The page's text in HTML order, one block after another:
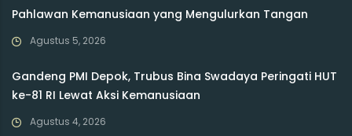
Pahlawan Kemanusiaan yang Mengulurkan Tangan
Agustus 5, 2026
Gandeng PMI Depok, Trubus Bina Swadaya Peringati HUT
ke-81 RI Lewat Aksi Kemanusiaan
Agustus 4, 2026